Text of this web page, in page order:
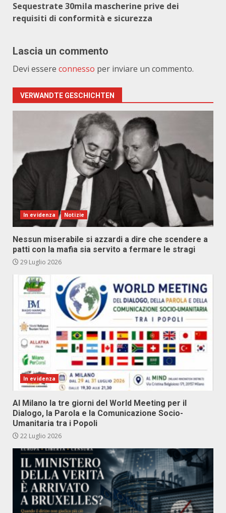
Sequestrate 30mila mascherine prive dei
requisiti di conformità e sicurezza
Lascia un commento
Devi essere connesso per inviare un commento.
VERWANDTE GESCHICHTEN
In evidenza Notizie
Nessun miserabile si azzardi a dire che scendere a
patti con la mafia sia servito a fermare le stragi
29 Luglio 2026
In evidenza
Al Milano la tre giorni del World Meeting per il
Dialogo, la Parola e la Comunicazione Socio-
Umanitaria tra i Popoli
22 Luglio 2026